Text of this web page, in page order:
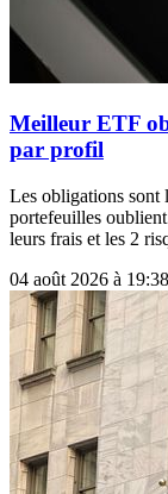
Meilleur ETF
par profil
Les obligations sont
portefeuilles
leurs frais et les 2
04 août 2026 à 19:38